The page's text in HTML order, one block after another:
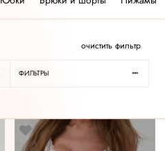
очистить фильтр
ФИЛЬТРЫ